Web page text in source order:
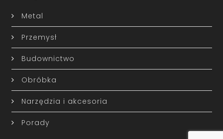
Metal
Przemysł
Budownictwo
Obróbka
Narzędzia i akcesoria
Porady